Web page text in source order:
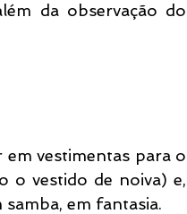
da observação do
vestimentas para o
o vestido de noiva) e,
em fantasia.